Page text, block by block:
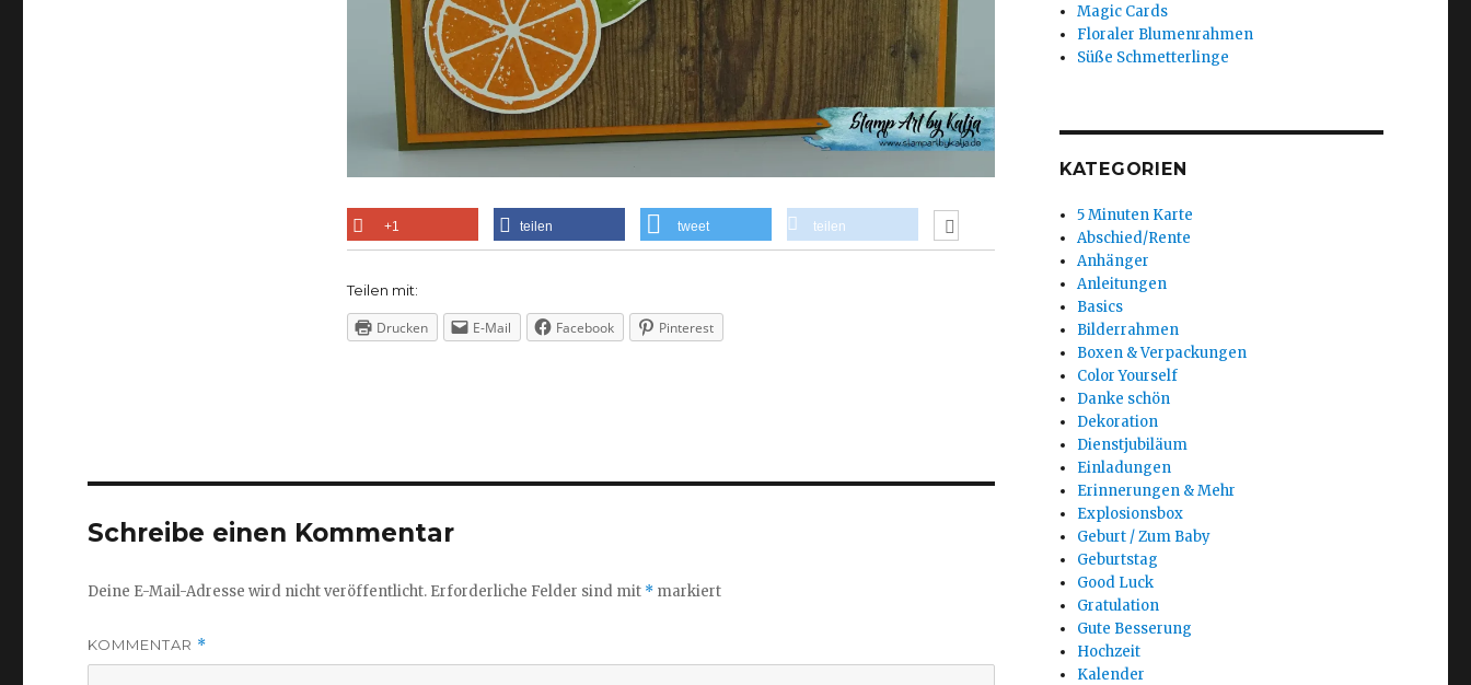
+1 teilen tweet teilen
Teilen mit:
Drucken E-Mail Facebook Pinterest
Schreibe einen Kommentar
Deine E-Mail-Adresse wird nicht veröffentlicht. Erforderliche Felder sind mit * markiert
KOMMENTAR *
Magic Cards
Floraler Blumenrahmen
Süße Schmetterlinge
KATEGORIEN
5 Minuten Karte
Abschied/Rente
Anhänger
Anleitungen
Basics
Bilderrahmen
Boxen & Verpackungen
Color Yourself
Danke schön
Dekoration
Dienstjubiläum
Einladungen
Erinnerungen & Mehr
Explosionsbox
Geburt / Zum Baby
Geburtstag
Good Luck
Gratulation
Gute Besserung
Hochzeit
Kalender